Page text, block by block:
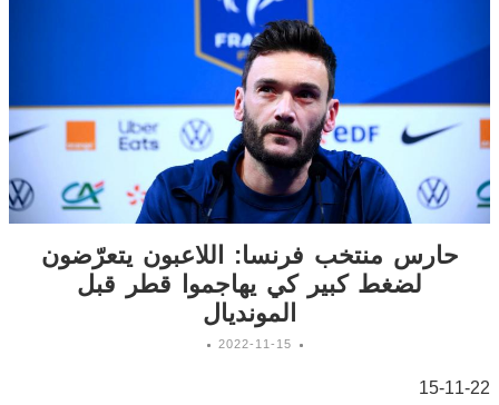
حارس منتخب فرنسا: اللاعبون يتعرّضون
لضغط كبير كي يهاجموا قطر قبل
المونديال
2022-11-15
15-11-22